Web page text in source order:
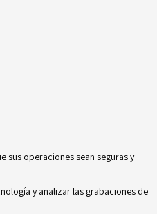
sus operaciones sean seguras y
y analizar las grabaciones de